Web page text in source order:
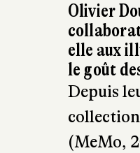
Olivier
elle aux
le goût
Depuis
(MeMo,